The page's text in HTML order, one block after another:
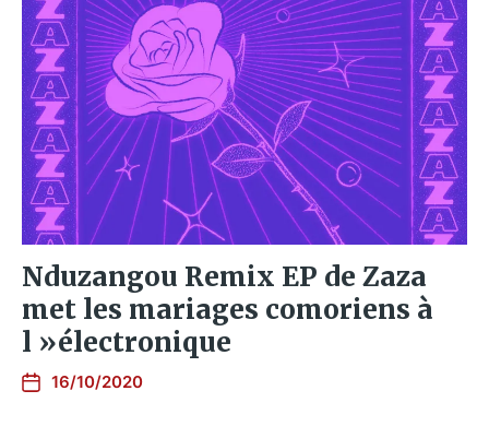
Nduzangou Remix EP de Zaza
met les mariages comoriens à
l »électronique
16/10/2020